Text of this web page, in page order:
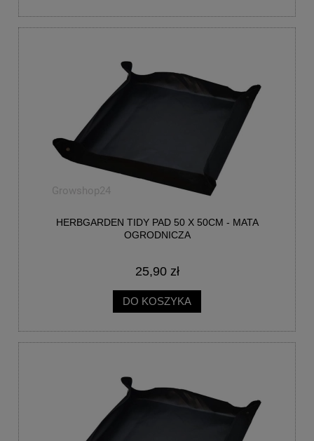
HERBGARDEN TIDY PAD 50 X 50CM - MATA
OGRODNICZA
25,90 zł
DO KOSZYKA